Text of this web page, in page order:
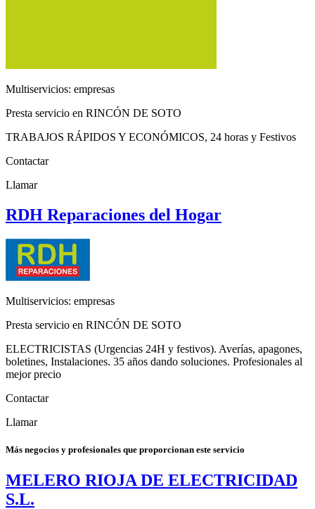
Multiservicios: empresas
Presta servicio en RINCÓN DE SOTO
TRABAJOS RÁPIDOS Y ECONÓMICOS, 24 horas y Festivos
Contactar
Llamar
RDH Reparaciones del Hogar
Multiservicios: empresas
Presta servicio en RINCÓN DE SOTO
ELECTRICISTAS (Urgencias 24H y festivos). Averías, apagones,
boletines, Instalaciones. 35 años dando soluciones. Profesionales al
mejor precio
Contactar
Llamar
Más negocios y profesionales que proporcionan este servicio
MELERO RIOJA DE ELECTRICIDAD
S.L.